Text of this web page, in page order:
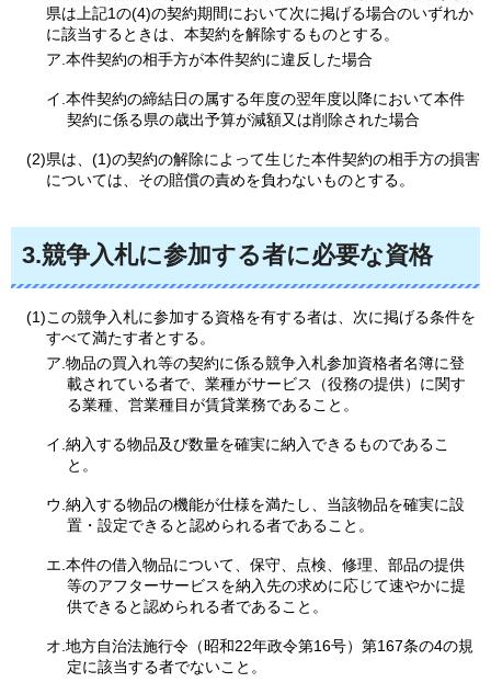
県は上記1の(4)の契約期間において次に掲げる場合のいずれか
に該当するときは、本契約を解除するものとする。
ア.本件契約の相手方が本件契約に違反した場合
イ.本件契約の締結日の属する年度の翌年度以降において本件
契約に係る県の歳出予算が減額又は削除された場合
(2)県は、(1)の契約の解除によって生じた本件契約の相手方の損害
については、その賠償の責めを負わないものとする。
3.競争入札に参加する者に必要な資格
(1)この競争入札に参加する資格を有する者は、次に掲げる条件を
すべて満たす者とする。
ア.物品の買入れ等の契約に係る競争入札参加資格者名簿に登
載されている者で、業種がサービス（役務の提供）に関す
る業種、営業種目が賃貸業務であること。
イ.納入する物品及び数量を確実に納入できるものであるこ
と。
ウ.納入する物品の機能が仕様を満たし、当該物品を確実に設
置・設定できると認められる者であること。
エ.本件の借入物品について、保守、点検、修理、部品の提供
等のアフターサービスを納入先の求めに応じて速やかに提
供できると認められる者であること。
オ.地方自治法施行令（昭和22年政令第16号）第167条の4の規
定に該当する者でないこと。